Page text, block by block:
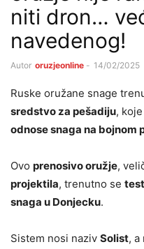
niti dron…
navedenog!
Autor oruzjeonline - 14/02/2025
Ruske oružane snage
sredstvo za pešadiju,
odnose snaga na bojnom
Ovo prenosivo oružje,
projektila, trenutno se
snaga u Donjecku.
Sistem nosi naziv Solist, a